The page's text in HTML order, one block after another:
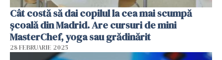
Cât costă să dai copilul la cea mai scumpă
școală din Madrid. Are cursuri de mini
MasterChef, yoga sau grădinărit
28 FEBRUARIE 2025